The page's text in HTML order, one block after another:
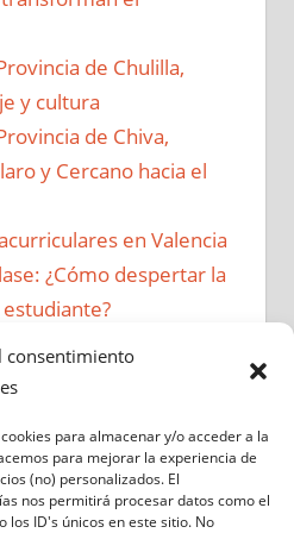
consentimiento
para almacenar y/o acceder a la
para mejorar la experiencia de
(no) personalizados. El
nos permitirá procesar datos como el
los ID's únicos en este sitio. No
de Chulilla,
y cultura
de Chiva,
y Cercano hacia el
en Valencia
¿Cómo despertar la